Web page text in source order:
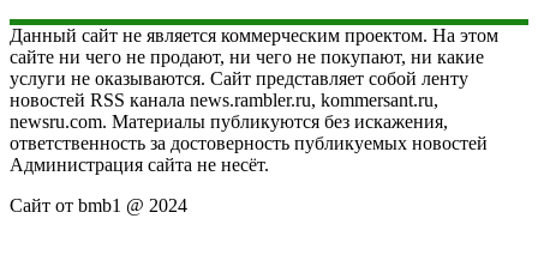
Данный сайт не является коммерческим проектом. На этом
сайте ни чего не продают, ни чего не покупают, ни какие
услуги не оказываются. Сайт представляет собой ленту
новостей RSS канала news.rambler.ru, kommersant.ru,
newsru.com. Материалы публикуются без искажения,
ответственность за достоверность публикуемых новостей
Администрация сайта не несёт.
Сайт от bmb1 @ 2024